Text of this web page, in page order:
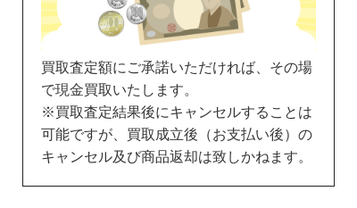
買取査定額にご承諾いただければ、その場
で現金買取いたします。
※買取査定結果後にキャンセルすることは
可能ですが、買取成立後（お支払い後）の
キャンセル及び商品返却は致しかねます。